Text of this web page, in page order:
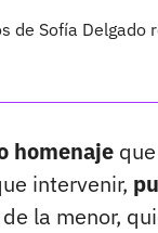
de Sofía Delgado
homenaje
intervenir,
la menor,